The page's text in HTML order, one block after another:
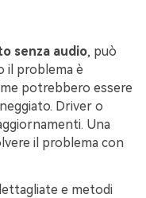
senza audio, può
il problema è
potrebbero essere
Driver o
Una
il problema con
e metodi